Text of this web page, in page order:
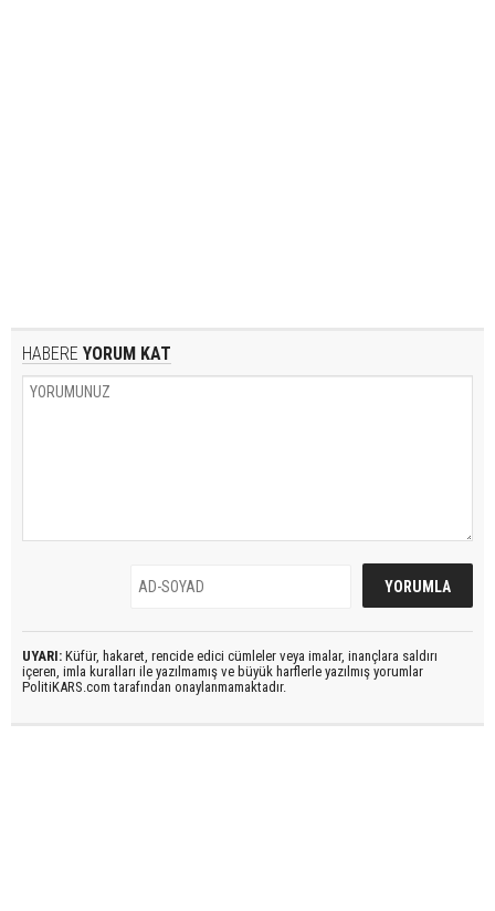
HABERE YORUM KAT
UYARI: Küfür, hakaret, rencide edici cümleler veya imalar, inançlara saldırı
içeren, imla kuralları ile yazılmamış ve büyük harflerle yazılmış yorumlar
PolitiKARS.com tarafından onaylanmamaktadır.